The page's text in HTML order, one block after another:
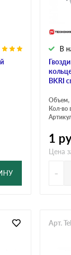
BKRI
В
Объем,
Кол-во
1
Цена
-
Арт.